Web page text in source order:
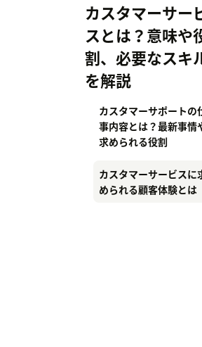
カスタマーサー
スとは？意味や
割、必要なスキ
を解説
カスタマーサポートの
事内容とは？最新事情
求められる役割
カスタマーサービスに
められる顧客体験とは